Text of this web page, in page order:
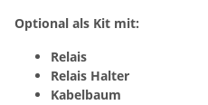
Optional als Kit mit:
Relais
Relais Halter
Kabelbaum